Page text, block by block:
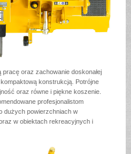
pracę oraz zachowanie doskonałej
konstrukcją. Potrójne
oraz równe i piękne koszenie.
profesjonalistom
dużych powierzchniach w
w obiektach rekreacyjnych i